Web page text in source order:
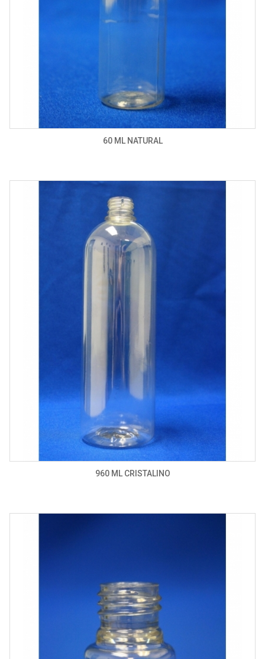
60 ML NATURAL
960 ML CRISTALINO